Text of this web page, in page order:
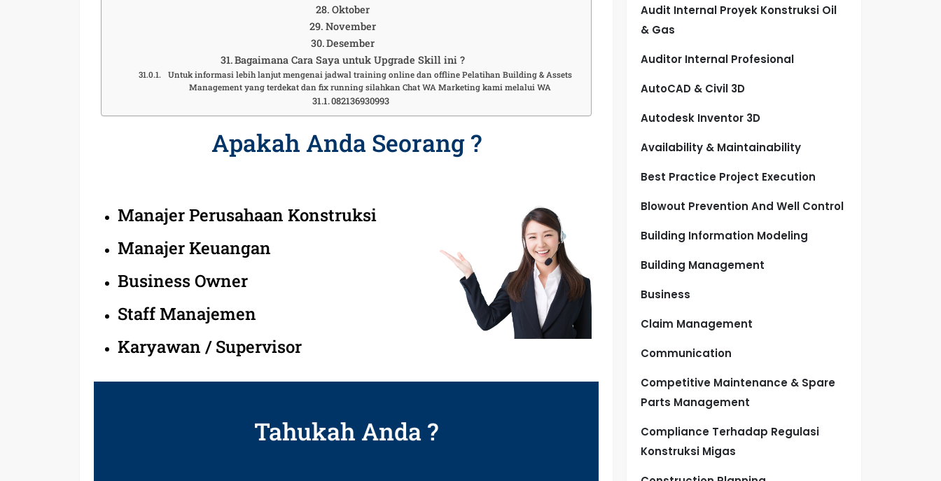
Oktober
November
Desember
Bagaimana Cara Saya untuk Upgrade Skill ini ?
Untuk informasi lebih lanjut mengenai jadwal training online dan offline Pelatihan Building & Assets
Management yang terdekat dan fix running silahkan Chat WA Marketing kami melalui WA
082136930993
Apakah Anda Seorang ?
Manajer Perusahaan Konstruksi
Manajer Keuangan
Business Owner
Staff Manajemen
Karyawan / Supervisor
Tahukah Anda ?
Audit Internal Proyek Konstruksi Oil
& Gas
Auditor Internal Profesional
AutoCAD & Civil 3D
Autodesk Inventor 3D
Availability & Maintainability
Best Practice Project Execution
Blowout Prevention And Well Control
Building Information Modeling
Building Management
Business
Claim Management
Communication
Competitive Maintenance & Spare
Parts Management
Compliance Terhadap Regulasi
Konstruksi Migas